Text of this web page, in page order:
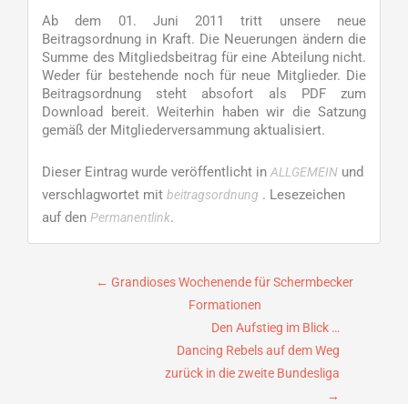
Ab dem 01. Juni 2011 tritt unsere neue
Beitragsordnung in Kraft. Die Neuerungen ändern die
Summe des Mitgliedsbeitrag für eine Abteilung nicht.
Weder für bestehende noch für neue Mitglieder. Die
Beitragsordnung steht absofort als PDF zum
Download bereit. Weiterhin haben wir die Satzung
gemäß der Mitgliederversammung aktualisiert.
Dieser Eintrag wurde veröffentlicht in ALLGEMEIN und
verschlagwortet mit beitragsordnung . Lesezeichen
auf den Permanentlink.
Beitragsnavigation
← Grandioses Wochenende für Schermbecker
Formationen
Den Aufstieg im Blick …
Dancing Rebels auf dem Weg
zurück in die zweite Bundesliga
→